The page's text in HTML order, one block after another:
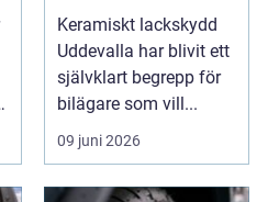
Keramiskt lackskydd
Uddevalla har blivit ett
självklart begrepp för
bilägare som vill...
09 juni 2026